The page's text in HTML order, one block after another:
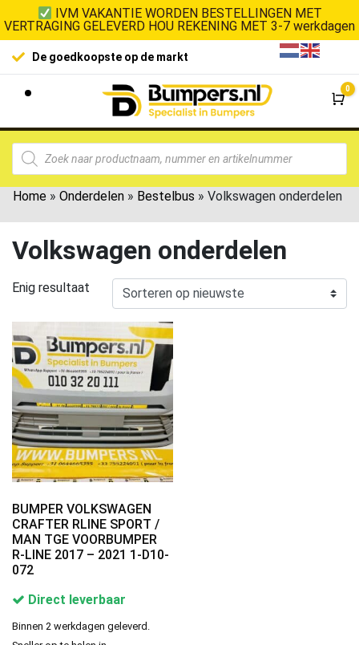
IVM VAKANTIE WORDEN BESTELLINGEN MET
VERTRAGING GELEVERD HOU REKENING MET 3-7 werkdagen
De goedkoopste op de markt
0
Home » Onderdelen » Bestelbus » Volkswagen onderdelen
Volkswagen onderdelen
Enig resultaat
BUMPER VOLKSWAGEN
CRAFTER RLINE SPORT /
MAN TGE VOORBUMPER
R-LINE 2017 – 2021 1-D10-
072
Direct leverbaar
Binnen 2 werkdagen geleverd.